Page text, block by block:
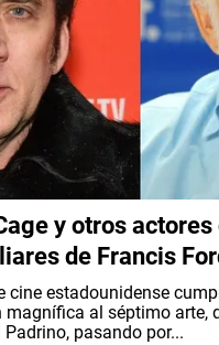
y otros actores
de Francis
cine estadounidense
al séptimo arte,
pasando por...